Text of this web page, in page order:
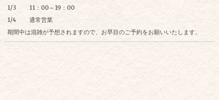
1/3 11：00～19：00
1/4 通常営業
期間中は混雑が予想されますので、お早目のご予約をお願いいたします。